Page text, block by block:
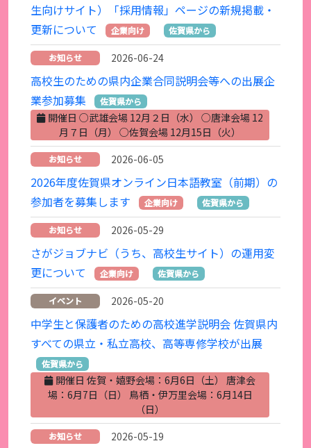
生向けサイト）「採用情報」ページの新規掲載・
更新について
企業向け 佐賀県から
お知らせ 2026-06-24
高校生のための県内企業合同説明会等への出展企
業参加募集
佐賀県から
開催日 ○武雄会場 12月２日（水） ○唐津会場 12
月７日（月） ○佐賀会場 12月15日（火）
お知らせ 2026-06-05
2026年度佐賀県オンライン日本語教室（前期）の
参加者を募集します
企業向け 佐賀県から
お知らせ 2026-05-29
さがジョブナビ（うち、高校生サイト）の運用変
更について
企業向け 佐賀県から
イベント 2026-05-20
中学生と保護者のための高校進学説明会 佐賀県内
すべての県立・私立高校、高等専修学校が出展
佐賀県から
開催日 佐賀・嬉野会場：6月6日（土） 唐津会
場：6月7日（日） 鳥栖・伊万里会場：6月14日
（日）
お知らせ 2026-05-19